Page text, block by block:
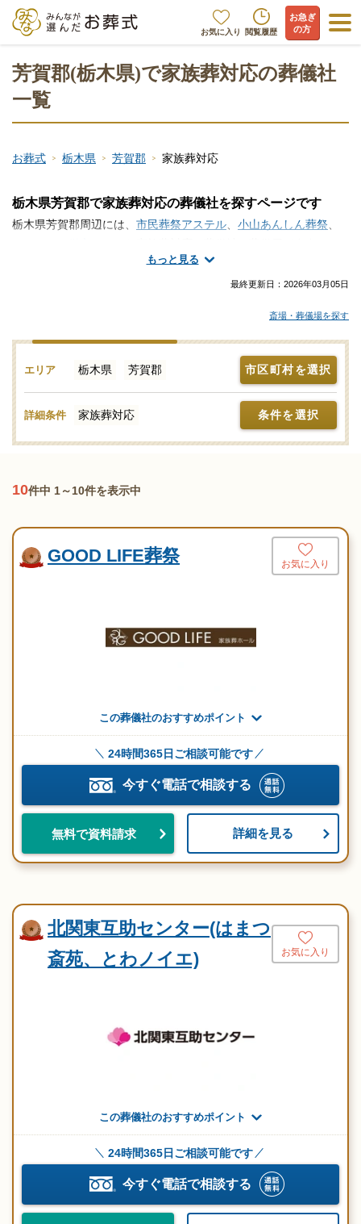
お気に入り 閲覧履歴
お急ぎ
の方
芳賀郡(栃木県)で家族葬対応の葬儀社
一覧
お葬式 栃木県 芳賀郡 家族葬対応
もっと見る
栃木県芳賀郡で家族葬対応の葬儀社を探すページです
栃木県芳賀郡周辺には、 市民葬祭アステル、 小山あんしん葬祭、
す。栃木県芳賀郡で家族葬に対応してくれる葬儀社・葬儀屋さん
をお探しですか？ご家族と親しい方を中心に、こぢんまりとした
を取り仕切ってくれる葬儀屋さん選びや安心安全で信頼のおける
葬儀会社の評価なら、家族葬の情報ポータルサイト「みんなが選
んだお葬式」にお任せください。家族葬にマッチする式場の選定
からお身内中心で行う家族葬に真摯に対応してくれる葬儀社をご
案内いたします。他の広告などで見かける家族葬の広告費用に
は、式場料金や火葬場の関係費など、必要な費用が含まれていな
最終更新日： 2026年03月05日
斎場・葬儀場を探す
エリア 栃木県 芳賀郡 市区町村を選択
詳細条件 家族葬対応 条件を選択
10件中 1～10件を表示中
GOOD LIFE葬祭 お気に入り
この葬儀社のおすすめポイント
24時間365日ご相談可能です
今すぐ電話で相談する
無料で資料請求 詳細を見る
北関東互助センター(はまつ
斎苑、とわノイエ)
お気に入り
この葬儀社のおすすめポイント
24時間365日ご相談可能です
今すぐ電話で相談する